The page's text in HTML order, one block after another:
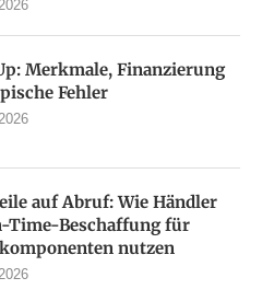
Merkmale, Finanzierung
Fehler
auf Abruf: Wie Händler
Time-Beschaffung für
nutzen